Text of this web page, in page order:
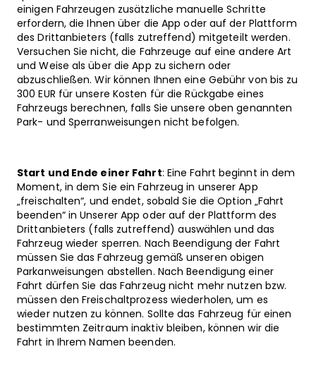
einigen Fahrzeugen zusätzliche manuelle Schritte
erfordern, die Ihnen über die App oder auf der Plattform
des Drittanbieters (falls zutreffend) mitgeteilt werden.
Versuchen Sie nicht, die Fahrzeuge auf eine andere Art
und Weise als über die App zu sichern oder
abzuschließen. Wir können Ihnen eine Gebühr von bis zu
300 EUR für unsere Kosten für die Rückgabe eines
Fahrzeugs berechnen, falls Sie unsere oben genannten
Park- und Sperranweisungen nicht befolgen.
Start und Ende einer Fahrt: Eine Fahrt beginnt in dem
Moment, in dem Sie ein Fahrzeug in unserer App
„freischalten“, und endet, sobald Sie die Option „Fahrt
beenden“ in Unserer App oder auf der Plattform des
Drittanbieters (falls zutreffend) auswählen und das
Fahrzeug wieder sperren. Nach Beendigung der Fahrt
müssen Sie das Fahrzeug gemäß unseren obigen
Parkanweisungen abstellen. Nach Beendigung einer
Fahrt dürfen Sie das Fahrzeug nicht mehr nutzen bzw.
müssen den Freischaltprozess wiederholen, um es
wieder nutzen zu können. Sollte das Fahrzeug für einen
bestimmten Zeitraum inaktiv bleiben, können wir die
Fahrt in Ihrem Namen beenden.